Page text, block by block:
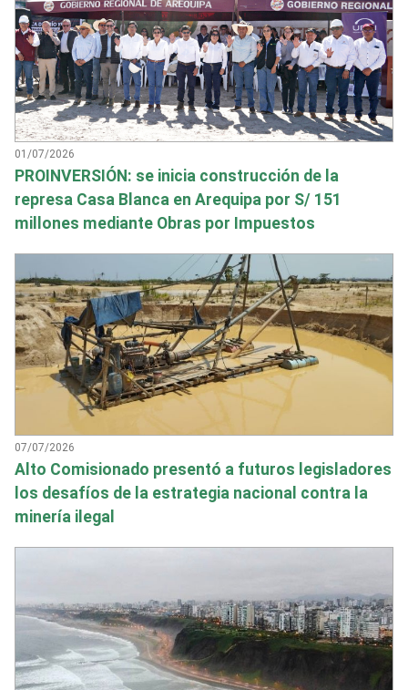
01/07/2026
PROINVERSIÓN: se inicia construcción de la
represa Casa Blanca en Arequipa por S/ 151
millones mediante Obras por Impuestos
07/07/2026
Alto Comisionado presentó a futuros legisladores
los desafíos de la estrategia nacional contra la
minería ilegal